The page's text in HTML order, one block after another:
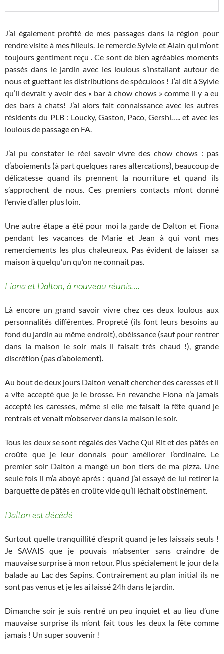
J’ai également profité de mes passages dans la région pour
rendre visite à mes filleuls. Je remercie Sylvie et Alain qui m’ont
toujours gentiment reçu . Ce sont de bien agréables moments
passés dans le jardin avec les loulous s’installant autour de
nous et guettant les distributions de spéculoos ! J’ai dit à Sylvie
qu’il devrait y avoir des « bar à chow chows » comme il y a eu
des bars à chats! J’ai alors fait connaissance avec les autres
résidents du PLB : Loucky, Gaston, Paco, Gershi….. et avec les
loulous de passage en FA.
J’ai pu constater le réel savoir vivre des chow chows : pas
d’aboiements (à part quelques rares altercations), beaucoup de
délicatesse quand ils prennent la nourriture et quand ils
s’approchent de nous. Ces premiers contacts m’ont donné
l’envie d’aller plus loin.
Une autre étape a été pour moi la garde de Dalton et Fiona
pendant les vacances de Marie et Jean à qui vont mes
remerciements les plus chaleureux. Pas évident de laisser sa
maison à quelqu’un qu’on ne connait pas.
Fiona et Dalton, à nouveau réunis….
Là encore un grand savoir vivre chez ces deux loulous aux
personnalités différentes. Propreté (ils font leurs besoins au
fond du jardin au même endroit), obéissance (sauf pour rentrer
dans la maison le soir mais il faisait très chaud !), grande
discrétion (pas d’aboiement).
Au bout de deux jours Dalton venait chercher des caresses et il
a vite accepté que je le brosse. En revanche Fiona n’a jamais
accepté les caresses, même si elle me faisait la fête quand je
rentrais et venait m’observer dans la maison le soir.
Tous les deux se sont régalés des Vache Qui Rit et des pâtés en
croûte que je leur donnais pour améliorer l’ordinaire. Le
premier soir Dalton a mangé un bon tiers de ma pizza. Une
seule fois il m’a aboyé après : quand j’ai essayé de lui retirer la
barquette de pâtés en croûte vide qu’il léchait obstinément.
Dalton est décédé
Surtout quelle tranquillité d’esprit quand je les laissais seuls !
Je SAVAIS que je pouvais m’absenter sans craindre de
mauvaise surprise à mon retour. Plus spécialement le jour de la
balade au Lac des Sapins. Contrairement au plan initial ils ne
sont pas venus et je les ai laissé 24h dans le jardin.
Dimanche soir je suis rentré un peu inquiet et au lieu d’une
mauvaise surprise ils m’ont fait tous les deux la fête comme
jamais ! Un super souvenir !